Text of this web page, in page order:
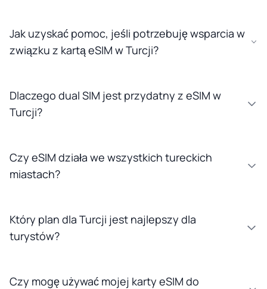
Jak uzyskać pomoc, jeśli potrzebuję wsparcia w
związku z kartą eSIM w Turcji?
Dlaczego dual SIM jest przydatny z eSIM w
Turcji?
Czy eSIM działa we wszystkich tureckich
miastach?
Który plan dla Turcji jest najlepszy dla
turystów?
Czy mogę używać mojej karty eSIM do